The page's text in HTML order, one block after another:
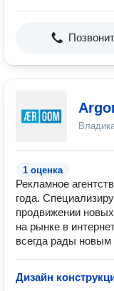
1 оценка
Рекламное
года.
продвижении
на рынке в
всегда рады новым
Дизайн